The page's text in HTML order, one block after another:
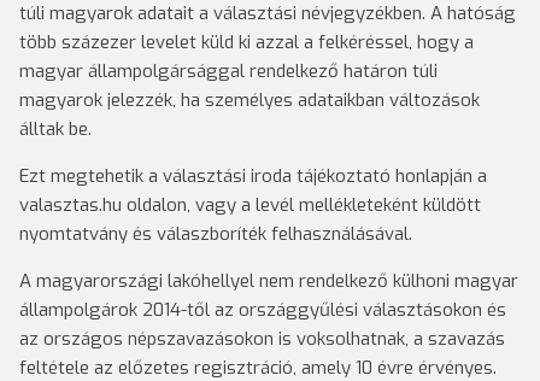
túli magyarok adatait a választási névjegyzékben. A hatóság
több százezer levelet küld ki azzal a felkéréssel, hogy a
magyar állampolgársággal rendelkező határon túli
magyarok jelezzék, ha személyes adataikban változások
álltak be.
Ezt megtehetik a választási iroda tájékoztató honlapján a
valasztas.hu oldalon, vagy a levél mellékleteként küldött
nyomtatvány és válaszboríték felhasználásával.
A magyarországi lakóhellyel nem rendelkező külhoni magyar
állampolgárok 2014-től az országgyűlési választásokon és
az országos népszavazásokon is voksolhatnak, a szavazás
feltétele az előzetes regisztráció, amely 10 évre érvényes.